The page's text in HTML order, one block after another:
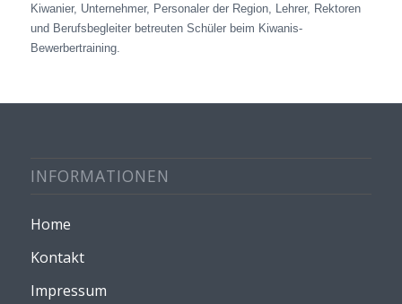
Kiwanier, Unternehmer, Personaler der Region, Lehrer, Rektoren
und Berufsbegleiter betreuten Schüler beim Kiwanis-
Bewerbertraining.
INFORMATIONEN
Home
Kontakt
Impressum